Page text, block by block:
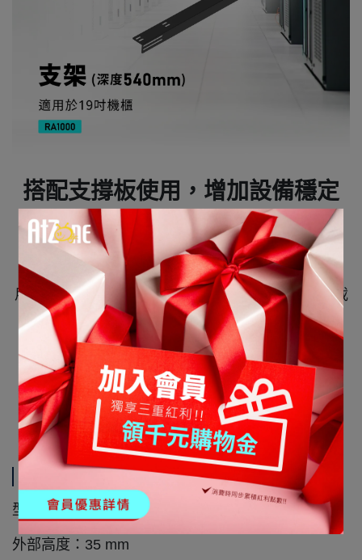
搭配支撐板使用，增加設備穩定
性
ATEN 機櫃支架，與支撐板 (型號RA1100) 搭配使
用，用於承載伺服器、網路交換器等IT設備，總承載
重量達50kg。
適用於ATEN機櫃深度750mm 的19吋機櫃、網路機
櫃，可靈活安裝於機櫃活動柱的任何高度。
備註: RA1000 機櫃支架以2件為一組銷售。
型號：RA1000
外部高度：35 mm